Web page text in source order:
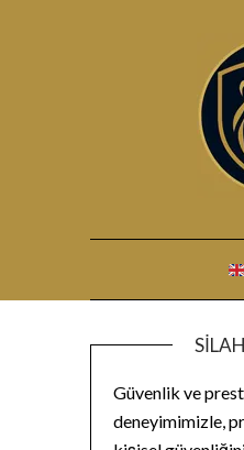
Güvenlik ve
deneyimimizle,